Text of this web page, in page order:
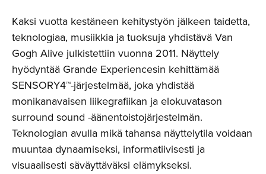
Kaksi vuotta kestäneen kehitystyön jälkeen taidetta,
teknologiaa, musiikkia ja tuoksuja yhdistävä Van
Gogh Alive julkistettiin vuonna 2011. Näyttely
hyödyntää Grande Experiencesin kehittämää
SENSORY4™-järjestelmää, joka yhdistää
monikanavaisen liikegrafiikan ja elokuvatason
surround sound -äänentoistojärjestelmän.
Teknologian avulla mikä tahansa näyttelytila voidaan
muuntaa dynaamiseksi, informatiivisesti ja
visuaalisesti säväyttäväksi elämykseksi.